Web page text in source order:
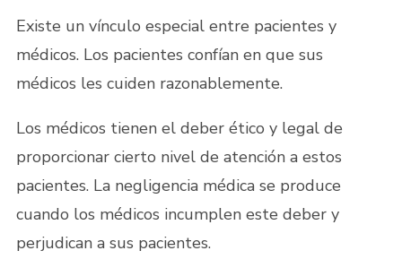
Existe un vínculo especial entre pacientes y
médicos. Los pacientes confían en que sus
médicos les cuiden razonablemente.
Los médicos tienen el deber ético y legal de
proporcionar cierto nivel de atención a estos
pacientes. La negligencia médica se produce
cuando los médicos incumplen este deber y
perjudican a sus pacientes.